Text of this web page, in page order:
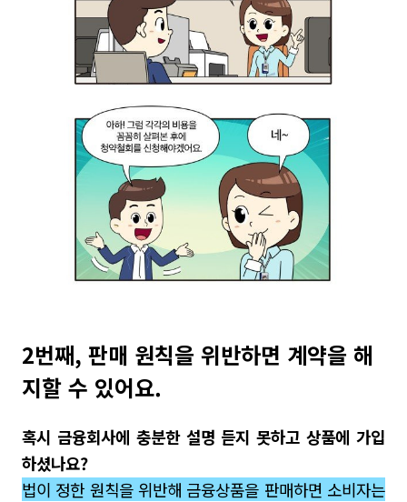
2번째, 판매 원칙을 위반하면 계약을 해
지할 수 있어요.
혹시 금융회사에 충분한 설명 듣지 못하고 상품에 가입
하셨나요?
법이 정한 원칙을 위반해 금융상품을 판매하면 소비자는